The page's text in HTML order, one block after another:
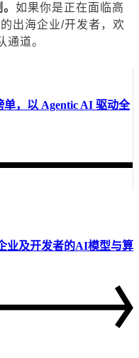
如果你是正在面临高
出海企业/开发者，欢
通道。
单，以 Agentic AI 驱动全
业及开发者的AI模型与算